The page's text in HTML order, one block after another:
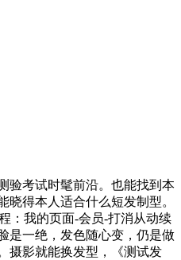
考试时髦前沿。也能找到本
晓得本人适合什么短发制型。
：我的页面-会员-打消从动续
是一绝，发色随心变，仍是做
摄影就能换发型，《测试发